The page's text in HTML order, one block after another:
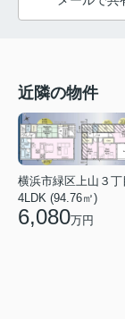
近隣の物件
横浜市緑区上山３丁
4LDK (94.76㎡)
6,080万円